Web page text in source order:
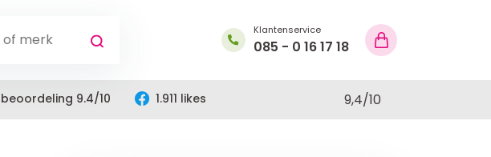
Klantenservice
085 - 0 16 17 18
9.4/10 1.911 likes 9,4/10